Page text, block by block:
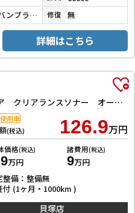
アーバンブラウンパールメタリック 修復 無
詳細はこちら
ハイブリッドG 両側スライドドア クリアランスソナー オートライト スマートキー アイドリングストップ 電動格納ミラー CVT ABS ESC エアコン パワーステアリング
(税込) 126.9万円
価格(税込)
万円
諸費用(税込)
9万円
整備：整備無
付 (1ヶ月・1000km )
用車
貝塚店